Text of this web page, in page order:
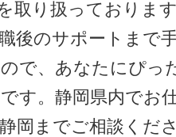
取り扱っておりま
後のサポートまで
で、あなたにぴっ
す。静岡県内でお
岡までご相談くだ